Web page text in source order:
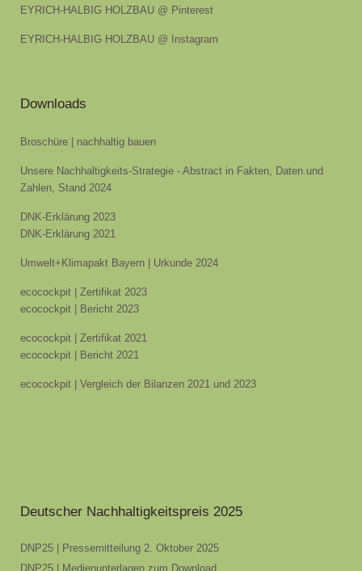
EYRICH-HALBIG HOLZBAU @ Pinterest
EYRICH-HALBIG HOLZBAU @ Instagram
Downloads
Broschüre | nachhaltig bauen
Unsere Nachhaltigkeits-Strategie - Abstract in Fakten, Daten und
Zahlen, Stand 2024
DNK-Erklärung 2023
DNK-Erklärung 2021
Umwelt+Klimapakt Bayern | Urkunde 2024
ecocockpit | Zertifikat 2023
ecocockpit | Bericht 2023
ecocockpit | Zertifikat 2021
ecocockpit | Bericht 2021
ecocockpit | Vergleich der Bilanzen 2021 und 2023
Deutscher Nachhaltigkeitspreis 2025
DNP25 | Pressemitteilung 2. Oktober 2025
DNP25 | Medienunterlagen zum Download